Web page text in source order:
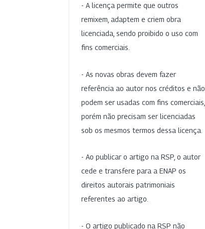
- A licença permite que outros
remixem, adaptem e criem obra
licenciada, sendo proibido o uso com
fins comerciais.
- As novas obras devem fazer
referência ao autor nos créditos e não
podem ser usadas com fins comerciais,
porém não precisam ser licenciadas
sob os mesmos termos dessa licença.
- Ao publicar o artigo na RSP, o autor
cede e transfere para a ENAP os
direitos autorais patrimoniais
referentes ao artigo.
- O artigo publicado na RSP não